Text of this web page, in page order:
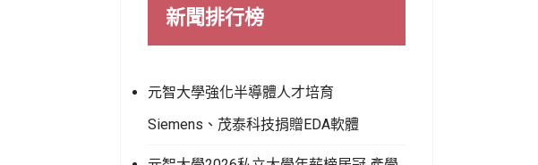
新聞排行榜
元智大學強化半導體人才培育
Siemens、茂泰科技捐贈EDA軟體